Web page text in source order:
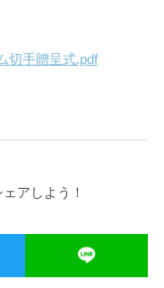
切手贈呈式.pdf
アしよう！